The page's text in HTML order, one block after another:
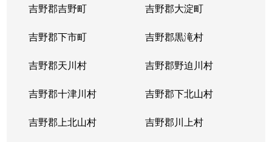
吉野郡吉野町 吉野郡大淀町
吉野郡下市町 吉野郡黒滝村
吉野郡天川村 吉野郡野迫川村
吉野郡十津川村 吉野郡下北山村
吉野郡上北山村 吉野郡川上村